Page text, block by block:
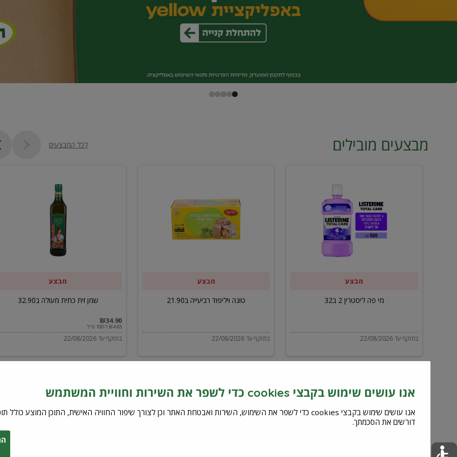
מבצעים מובילים לכל המבצעים
ליסטרין
מבצע
מי פה ליסטרין 2 ב32
בתוקף עד 22/08/2026
ויליפוד
רביעייה
מבצע
טונה ויליפוד רביעייה ב21.90
בתוקף עד 22/08/2026
מבצע
שמן זית כתית מעולה ב32.90
₪34.90
₪4.65 ל-100 מ"ל
בתוקף עד 22/08/2026
אנו עושים שימוש בקבצי cookies כדי לשפר את השירות וחוויית המשתמש
דורשים את הסכמתך.